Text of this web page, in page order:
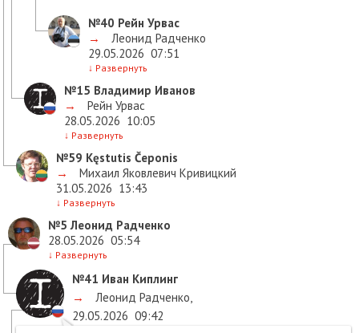
№40 Рейн Урвас
→
Леонид Радченко
29.05.2026 07:51
↓ Развернуть
№15 Владимир Иванов
→
Рейн Урвас
28.05.2026 10:05
↓ Развернуть
№59 Kęstutis Čeponis
→
Михаил Яковлевич Кривицкий
31.05.2026 13:43
↓ Развернуть
№5 Леонид Радченко
28.05.2026 05:54
↓ Развернуть
№41 Иван Киплинг
→
Леонид Радченко,
29.05.2026 09:42